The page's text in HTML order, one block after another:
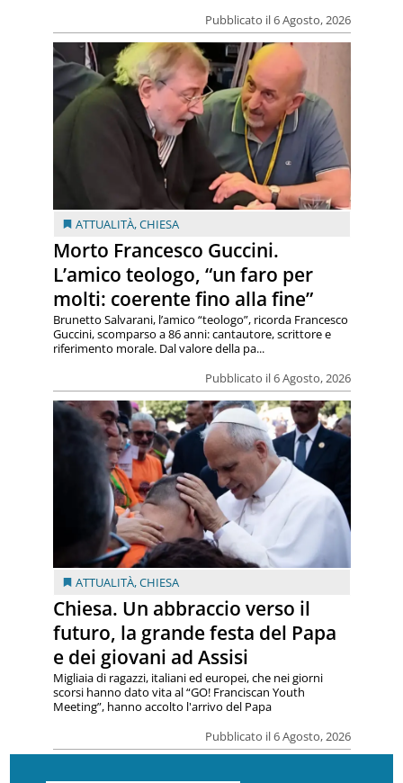
Pubblicato il 6 Agosto, 2026
ATTUALITÀ,CHIESA
Morto Francesco Guccini.
L’amico teologo, “un faro per
molti: coerente fino alla fine”
Pubblicato il 6 Agosto, 2026
Brunetto Salvarani, l’amico “teologo”, ricorda Francesco
Guccini, scomparso a 86 anni: cantautore, scrittore e
riferimento morale. Dal valore della pa...
ATTUALITÀ,CHIESA
Chiesa. Un abbraccio verso il
futuro, la grande festa del Papa
e dei giovani ad Assisi
Pubblicato il 6 Agosto, 2026
Migliaia di ragazzi, italiani ed europei, che nei giorni
scorsi hanno dato vita al “GO! Franciscan Youth
Meeting”, hanno accolto l'arrivo del Papa